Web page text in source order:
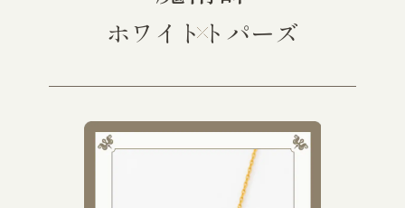
ホワイトトパーズ